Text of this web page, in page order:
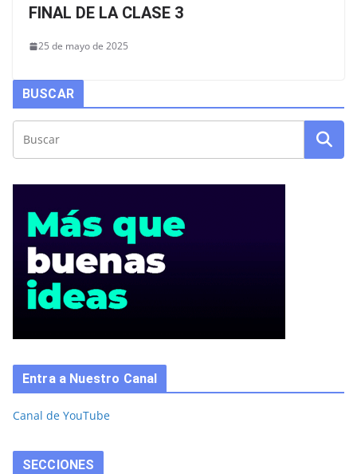
FINAL DE LA CLASE 3
25 de mayo de 2025
BUSCAR
Entra a Nuestro Canal
Canal de YouTube
SECCIONES